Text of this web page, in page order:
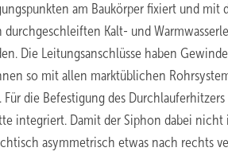
am Baukörper fixiert und mit
durchgeschleiften Kalt- und
Die Leitungsanschlüsse haben
so mit allen marktüblichen
Für die Befestigung des
integriert. Damit der Siphon dabei nicht
asymmetrisch etwas nach rechts